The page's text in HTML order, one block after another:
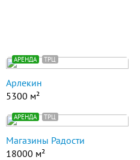
АРЕНДА ТРЦ
Арлекин
5300 м²
АРЕНДА ТРЦ
Магазины Радости
18000 м²